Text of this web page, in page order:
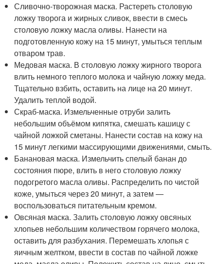
Сливочно-творожная маска. Растереть столовую
ложку творога и жирных сливок, ввести в смесь
столовую ложку масла оливы. Нанести на
подготовленную кожу на 15 минут, умыться теплым
отваром трав.
Медовая маска. В столовую ложку жирного творога
влить немного теплого молока и чайную ложку меда.
Тщательно взбить, оставить на лице на 20 минут.
Удалить теплой водой.
Скраб-маска. Измельченные отруби залить
небольшим объёмом кипятка, смешать кашицу с
чайной ложкой сметаны. Нанести состав на кожу на
15 минут легкими массирующими движениями, смыть.
Банановая маска. Измельчить спелый банан до
состояния пюре, влить в него столовую ложку
подогретого масла оливы. Распределить по чистой
коже, умыться через 20 минут, а затем —
воспользоваться питательным кремом.
Овсяная маска. Залить столовую ложку овсяных
хлопьев небольшим количеством горячего молока,
оставить для разбухания. Перемешать хлопья с
яичным желтком, ввести в состав по чайной ложке